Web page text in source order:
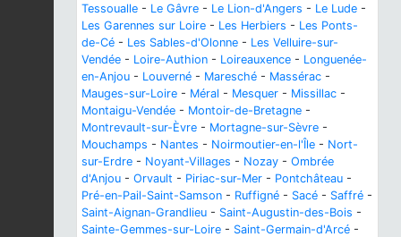
Tessoualle - Le Gâvre - Le Lion-d'Angers - Le Lude -
Les Garennes sur Loire - Les Herbiers - Les Ponts-
de-Cé - Les Sables-d'Olonne - Les Velluire-sur-
Vendée - Loire-Authion - Loireauxence - Longuenée-
en-Anjou - Louverné - Maresché - Massérac -
Mauges-sur-Loire - Méral - Mesquer - Missillac -
Montaigu-Vendée - Montoir-de-Bretagne -
Montrevault-sur-Èvre - Mortagne-sur-Sèvre -
Mouchamps - Nantes - Noirmoutier-en-l'Île - Nort-
sur-Erdre - Noyant-Villages - Nozay - Ombrée
d'Anjou - Orvault - Piriac-sur-Mer - Pontchâteau -
Pré-en-Pail-Saint-Samson - Ruffigné - Sacé - Saffré -
Saint-Aignan-Grandlieu - Saint-Augustin-des-Bois -
Sainte-Gemmes-sur-Loire - Saint-Germain-d'Arcé -